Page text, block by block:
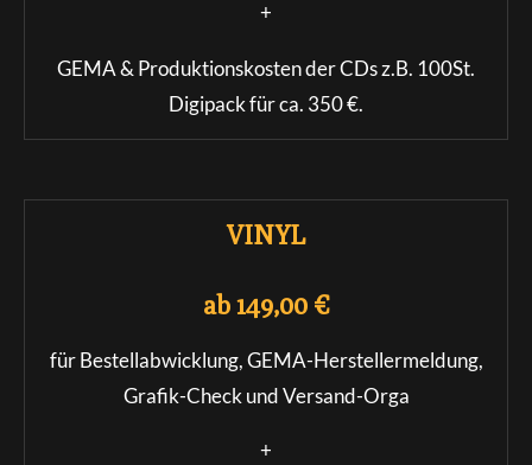
+
GEMA & Produktionskosten der CDs z.B. 100St.
Digipack für ca. 350 €.
VINYL
ab 149,00 €
für Bestellabwicklung, GEMA-Herstellermeldung,
Grafik-Check und Versand-Orga
+